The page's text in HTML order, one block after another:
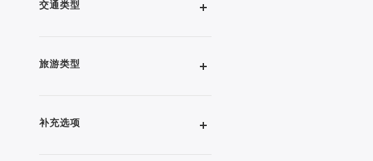
交通类型
旅游类型
补充选项